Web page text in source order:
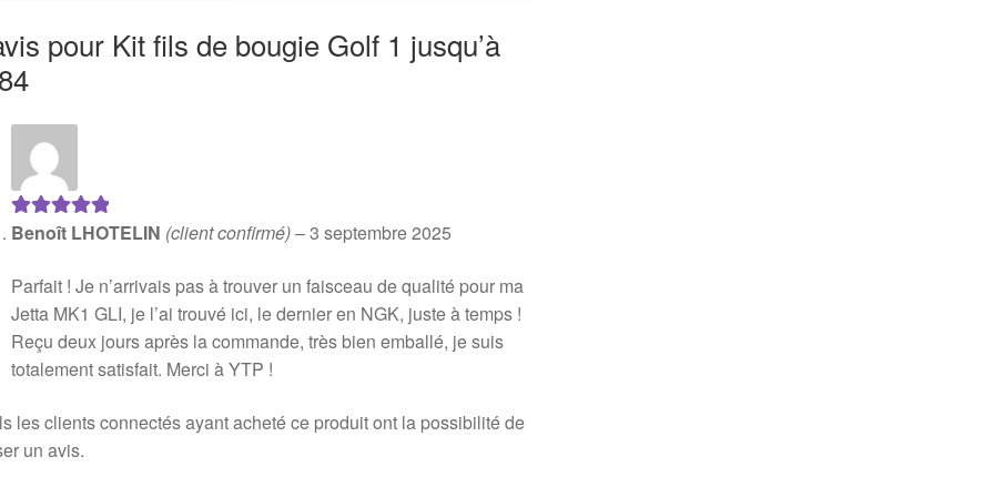
pour Kit fils de bougie Golf 1 jusqu’à
Note5sur 5
Benoît LHOTELIN (client confirmé)–3 septembre 2025
Parfait ! Je n’arrivais pas à trouver un faisceau de qualité pour ma
Jetta MK1 GLI, je l’ai trouvé ici, le dernier en NGK, juste à temps !
Reçu deux jours après la commande, très bien emballé, je suis
totalement satisfait. Merci à YTP !
les clients connectés ayant acheté ce produit ont la possibilité de
un avis.